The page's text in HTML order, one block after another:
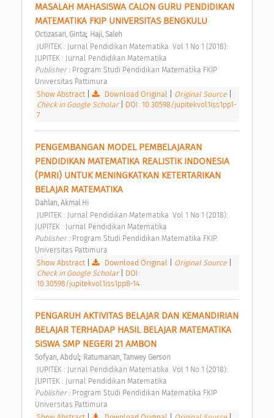
MASALAH MAHASISWA CALON GURU PENDIDIKAN
MATEMATIKA FKIP UNIVERSITAS BENGKULU
Octizasari, Ginta; Haji, Saleh
JUPITEK : Jurnal Pendidikan Matematika
Publisher : Program Studi Pendidikan Matematika FKIP
Universitas Pattimura
Show Abstract
Download Original Original Source
Check in Google Scholar
DOI: 10.30598/jupitekvol1iss1pp1-
7
PENGEMBANGAN MODEL PEMBELAJARAN
PENDIDIKAN MATEMATIKA REALISTIK INDONESIA
(PMRI) UNTUK MENINGKATKAN KETERTARIKAN
BELAJAR MATEMATIKA
Dahlan, Akmal Hi
JUPITEK : Jurnal Pendidikan Matematika
Publisher : Program Studi Pendidikan Matematika FKIP
Universitas Pattimura
Show Abstract
Download Original Original Source
Check in Google Scholar
DOI:
10.30598/jupitekvol1iss1pp8-14
PENGARUH AKTIVITAS BELAJAR DAN KEMANDIRIAN
BELAJAR TERHADAP HASIL BELAJAR MATEMATIKA
SISWA SMP NEGERI 21 AMBON
Sofyan, Abdul ; Ratumanan, Tanwey Gerson
JUPITEK : Jurnal Pendidikan Matematika
Publisher : Program Studi Pendidikan Matematika FKIP
Universitas Pattimura